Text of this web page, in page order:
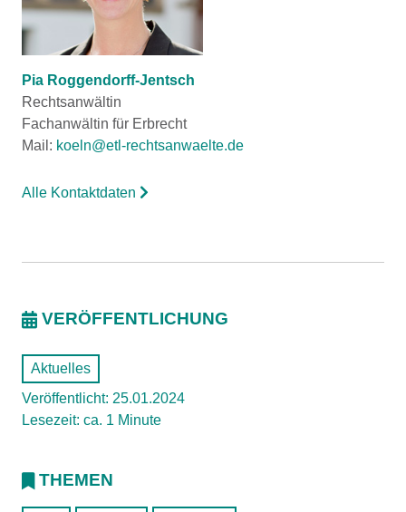
Pia Roggendorff-Jentsch
Rechtsanwältin
Fachanwältin für Erbrecht
Mail: koeln@etl-rechtsanwaelte.de
Alle Kontaktdaten
VERÖFFENTLICHUNG
Aktuelles
Veröffentlicht: 25.01.2024
Lesezeit: ca. 1 Minute
THEMEN